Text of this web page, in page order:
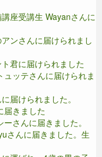
座受講生 Wayanさんに
ンさんに届けられまし
君に届けられました
ュッテさんに届けられま
届けられました。
届きました
さんに届きました。
さんに届きました。生